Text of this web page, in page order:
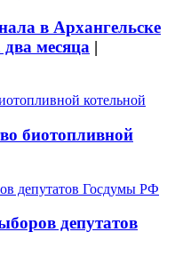
в Архангельске
месяца |
биотопливной
депутатов